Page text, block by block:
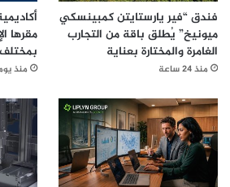
#سيدار العالمية
فندق “فير يارستايتن كمبينسكي
ميونيخ” يُطلق باقة من التجارب
الغامرة والمختارة بعناية
منذ 24 ساعة
مقرها
منذ